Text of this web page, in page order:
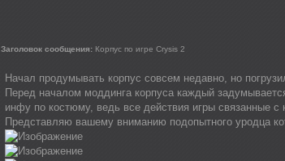
Заголовок сообщения: Корпус по игре Crysis 2
Начал продумывать корпус совсем недавно, но
Перед началом моддинга корпуса каждый
инфу по костюму, ведь все действия игры связанные с
Представляю вашему вниманию подопытного уродца